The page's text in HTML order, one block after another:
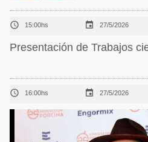
 15:00hs  27/5/2026
Presentación de Trabajos
 16:00hs  27/5/2026